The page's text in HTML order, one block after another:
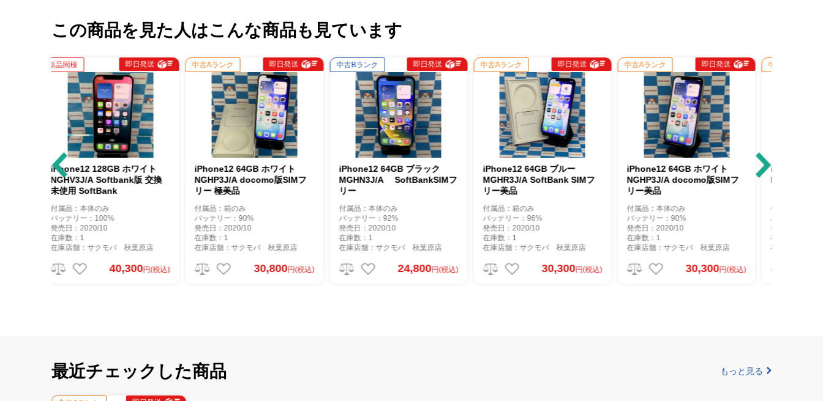
この商品を見た人はこんな商品も見ています
中古Aランク 即日発送
iPhone12 64GB ホワイト
NGHP3J/A docomo版SIMフ
リー 極美品
付属品：箱のみ
バッテリー：90%
発売日：2020/10
在庫数：1
在庫店舗：サクモバ 秋葉原店
30,800円(税込)
中古Bランク 即日発送
iPhone12 64GB ブラック
MGHN3J/A SoftBankSIMフ
リー
付属品：本体のみ
バッテリー：92%
発売日：2020/10
在庫数：1
在庫店舗：サクモバ 秋葉原店
24,800円(税込)
中古Aランク 即日発送
iPhone12 64GB ブルー
MGHR3J/A SoftBank SIMフ
リー美品
付属品：箱のみ
バッテリー：96%
発売日：2020/10
在庫数：1
在庫店舗：サクモバ 秋葉原店
30,300円(税込)
中古Aランク 即日発送
iPhone12 64GB ホワイト
NGHP3J/A docomo版SIMフ
リー美品
付属品：本体のみ
バッテリー：90%
発売日：2020/10
在庫数：1
在庫店舗：サクモバ 秋葉原店
30,300円(税込)
中古Aランク 即日発送
iPhone12 64GB ホワイト
MGHP3J/A docomo版SIMフ
リー 極美品
付属品：本体のみ
バッテリー：90%
発売日：2020/10
在庫数：1
在庫店舗：サクモバ 秋葉原店
30,800円(税込)
最近チェックした商品 もっと見る